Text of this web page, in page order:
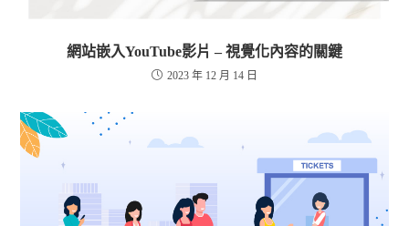
網站嵌入YouTube影片 – 視覺化內容的關鍵
2023 年 12 月 14 日